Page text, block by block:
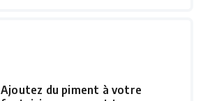
Ajoutez du piment à votre